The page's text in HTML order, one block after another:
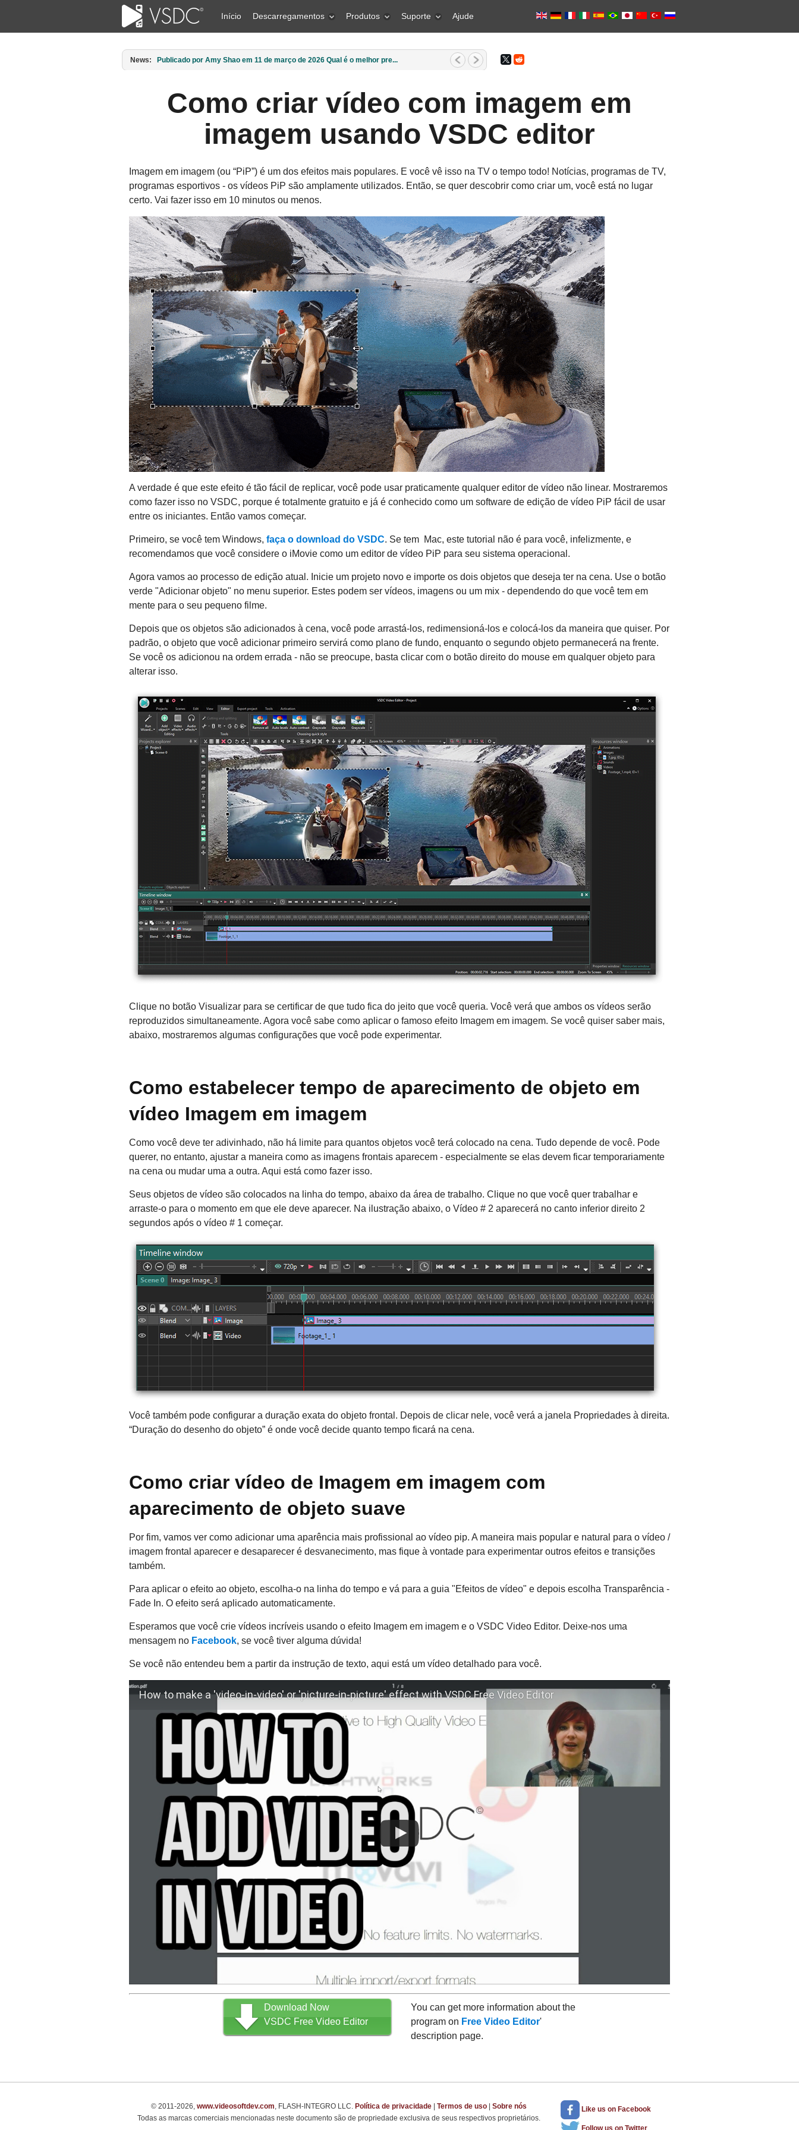
Início Descarregamentos Produtos Suporte Ajude
News: Publicado por Amy Shao em 11 de março de 2026 Qual é o melhor pre...
Como criar vídeo com imagem em
imagem usando VSDC editor
Imagem em imagem (ou “PiP”) é um dos efeitos mais populares. E você vê isso na TV o tempo todo! Notícias, programas de TV,
programas esportivos - os vídeos PiP são amplamente utilizados. Então, se quer descobrir como criar um, você está no lugar
certo. Vai fazer isso em 10 minutos ou menos.
A verdade é que este efeito é tão fácil de replicar, você pode usar praticamente qualquer editor de vídeo não linear. Mostraremos
como fazer isso no VSDC, porque é totalmente gratuito e já é conhecido como um software de edição de vídeo PiP fácil de usar
entre os iniciantes. Então vamos começar.
Primeiro, se você tem Windows, faça o download do VSDC. Se tem Mac, este tutorial não é para você, infelizmente, e
recomendamos que você considere o iMovie como um editor de vídeo PiP para seu sistema operacional.
Agora vamos ao processo de edição atual. Inicie um projeto novo e importe os dois objetos que deseja ter na cena. Use o botão
verde "Adicionar objeto" no menu superior. Estes podem ser vídeos, imagens ou um mix - dependendo do que você tem em
mente para o seu pequeno filme.
Depois que os objetos são adicionados à cena, você pode arrastá-los, redimensioná-los e colocá-los da maneira que quiser. Por
padrão, o objeto que você adicionar primeiro servirá como plano de fundo, enquanto o segundo objeto permanecerá na frente.
Se você os adicionou na ordem errada - não se preocupe, basta clicar com o botão direito do mouse em qualquer objeto para
alterar isso.
Clique no botão Visualizar para se certificar de que tudo fica do jeito que você queria. Você verá que ambos os vídeos serão
reproduzidos simultaneamente. Agora você sabe como aplicar o famoso efeito Imagem em imagem. Se você quiser saber mais,
abaixo, mostraremos algumas configurações que você pode experimentar.
Como estabelecer tempo de aparecimento de objeto em
vídeo Imagem em imagem
Como você deve ter adivinhado, não há limite para quantos objetos você terá colocado na cena. Tudo depende de você. Pode
querer, no entanto, ajustar a maneira como as imagens frontais aparecem - especialmente se elas devem ficar temporariamente
na cena ou mudar uma a outra. Aqui está como fazer isso.
Seus objetos de vídeo são colocados na linha do tempo, abaixo da área de trabalho. Clique no que você quer trabalhar e
arraste-o para o momento em que ele deve aparecer. Na ilustração abaixo, o Vídeo # 2 aparecerá no canto inferior direito 2
segundos após o vídeo # 1 começar.
Você também pode configurar a duração exata do objeto frontal. Depois de clicar nele, você verá a janela Propriedades à direita.
“Duração do desenho do objeto” é onde você decide quanto tempo ficará na cena.
Como criar vídeo de Imagem em imagem com
aparecimento de objeto suave
Por fim, vamos ver como adicionar uma aparência mais profissional ao vídeo pip. A maneira mais popular e natural para o vídeo /
imagem frontal aparecer e desaparecer é desvanecimento, mas fique à vontade para experimentar outros efeitos e transições
também.
Para aplicar o efeito ao objeto, escolha-o na linha do tempo e vá para a guia "Efeitos de vídeo" e depois escolha Transparência -
Fade In. O efeito será aplicado automaticamente.
Esperamos que você crie vídeos incríveis usando o efeito Imagem em imagem e o VSDC Video Editor. Deixe-nos uma
mensagem no Facebook, se você tiver alguma dúvida!
Se você não entendeu bem a partir da instrução de texto, aqui está um vídeo detalhado para você.
How to make a 'video-in-video' or 'picture-in-picture' effect with VSDC Free Video Editor
Download Now
VSDC Free Video Editor
You can get more information about the
program on Free Video Editor'
description page.
Like us on Facebook
© 2011-2026, www.videosoftdev.com, FLASH-INTEGRO LLC. Política de privacidade Termos de uso
Sobre nós
Todas as marcas comerciais mencionadas neste documento são de propriedade exclusiva de seus respectivos proprietários.